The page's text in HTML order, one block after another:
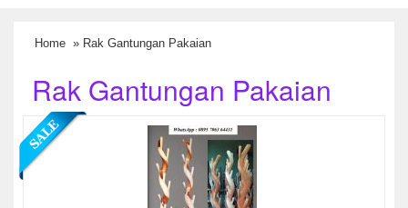
Home » Rak Gantungan Pakaian
Rak Gantungan Pakaian